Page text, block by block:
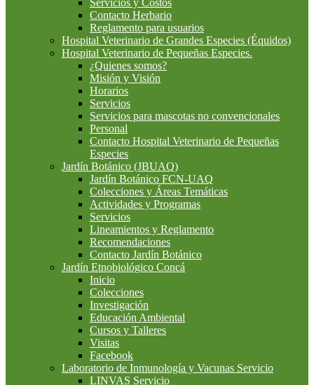
Contacto Herbario
Reglamento para usuarios
Hospital Veterinario de Grandes Especies (Équidos)
Hospital Veterinario de Pequeñas Especies.
¿Quienes somos?
Misión y Visión
Horarios
Servicios
Servicios para mascotas no convencionales
Personal
Contacto Hospital Veterinario de Pequeñas
Especies
Jardín Botánico (JBUAQ)
Jardín Botánico FCN-UAQ
Colecciones y Áreas Temáticas
Actividades y Programas
Servicios
Lineamientos y Reglamento
Recomendaciones
Contacto Jardín Botánico
Jardín Etnobiológico Concá
Inicio
Colecciones
Investigación
Educación Ambiental
Cursos y Talleres
Visitas
Facebook
Laboratorio de Inmunología y Vacunas Servicio
LINVAS Servicio